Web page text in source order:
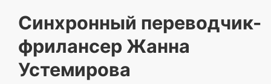
Синхронный переводчик-
фрилансер Жанна
Устемирова